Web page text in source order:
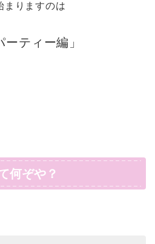
まりますのは
ーティー編」
何ぞや？